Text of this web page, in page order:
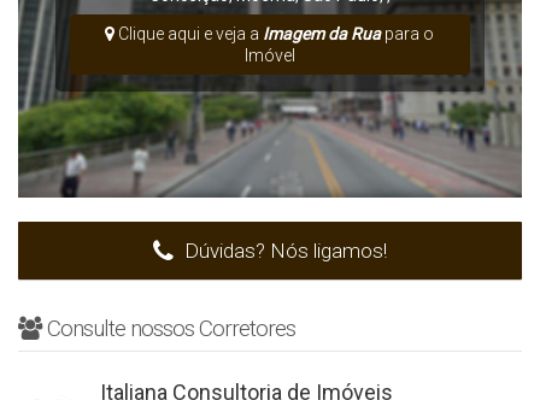
Clique aqui e veja a Imagem da Ruapara o
Imóvel
Dúvidas? Nós ligamos!
Consulte nossos Corretores
Italiana Consultoria de Imóveis